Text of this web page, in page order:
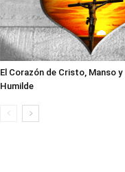
El Corazón de Cristo, Manso y
Humilde